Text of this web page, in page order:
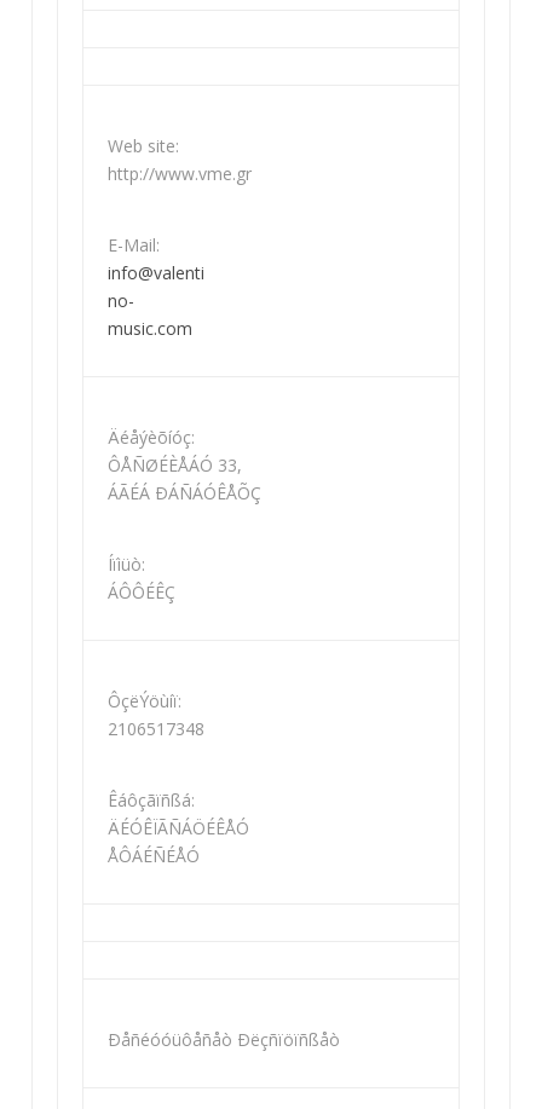
Web site:
http://www.vme.gr
E-Mail:
info@valenti
no-
music.com
Äéåýèõíóç:
ÔÅÑØÉÈÅÁÓ 33,
ÁÃÉÁ ÐÁÑÁÓÊÅÕÇ
Íïìüò:
ÁÔÔÉÊÇ
ÔçëÝöùíï:
2106517348
Êáôçãïñßá:
ÄÉÓÊÏÃÑÁÖÉÊÅÓ
ÅÔÁÉÑÉÅÓ
Ðåñéóóüôåñåò Ðëçñïöïñßåò